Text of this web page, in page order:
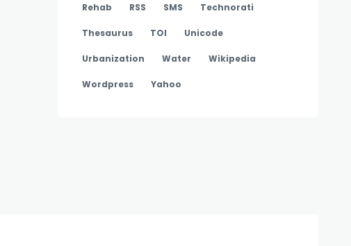
Rehab RSS SMS Technorati
Thesaurus TOI Unicode
Urbanization Water Wikipedia
Wordpress Yahoo